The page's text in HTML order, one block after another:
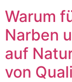
Warum
Narben
auf
von